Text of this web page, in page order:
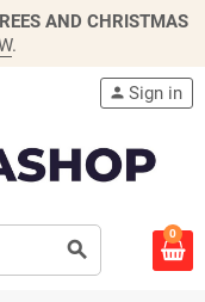
AND CHRISTMAS
.
search
person Sign in
0